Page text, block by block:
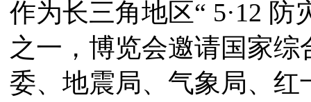
作为长三角地区“ 5·12
之一，博览会邀请国家
委、地震局、气象局、